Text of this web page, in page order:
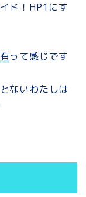
ド！HP1にす
って感じです
ないわたしは